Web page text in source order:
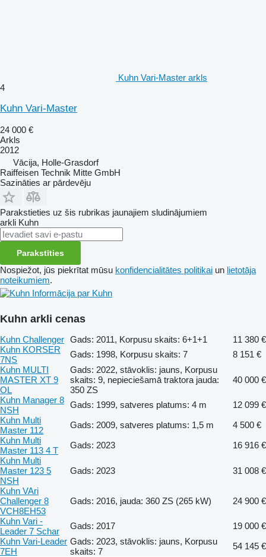
Kuhn Vari-Master arkls
4
Kuhn Vari-Master
24 000 €
Arkls
2012
Vācija, Holle-Grasdorf
Raiffeisen Technik Mitte GmbH
Sazināties ar pārdevēju
Parakstieties uz šis rubrikas jaunajiem sludinājumiem
arkli Kuhn
Parakstīties
Nospiežot, jūs piekrītat mūsu konfidencialitātes politikai un lietotāja
noteikumiem.
Informācija par Kuhn
Kuhn arkli cenas
Kuhn Challenger Gads: 2011, Korpusu skaits: 6+1+1
11 380 €
Kuhn KORSER
7NS
Gads: 1998, Korpusu skaits: 7
8 151 €
Kuhn MULTI
MASTER XT 9
OL
Gads: 2022, stāvoklis: jauns, Korpusu
skaits: 9, nepieciešamā traktora jauda:
350 ZS
40 000 €
Kuhn Manager 8
NSH
Gads: 1999, satveres platums: 4 m
12 099 €
Kuhn Multi
Master 112
Gads: 2009, satveres platums: 1,5 m
4 500 €
Kuhn Multi
Master 113 4 T
Gads: 2023
16 916 €
Kuhn Multi
Master 123 5
NSH
Gads: 2023
31 008 €
Kuhn VAri
Challenger 8
VCH8EH53
Gads: 2016, jauda: 360 ZS (265 kW)
24 900 €
Kuhn Vari -
Leader 7 Schar
Gads: 2017
19 000 €
Kuhn Vari-Leader
7EH
Gads: 2023, stāvoklis: jauns, Korpusu
skaits: 7
54 145 €